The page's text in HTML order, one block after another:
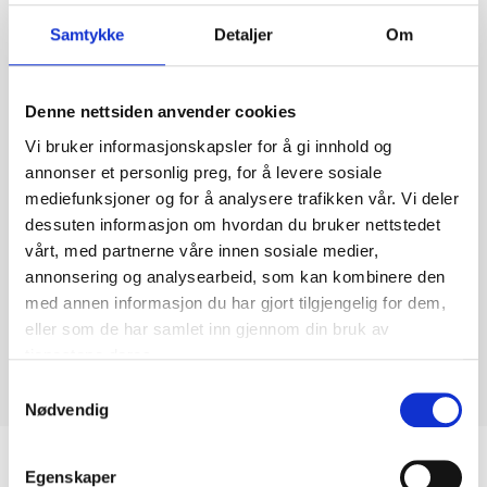
Samtykke Detaljer Om
Denne nettsiden anvender cookies
Vi bruker informasjonskapsler for å gi innhold og
annonser et personlig preg, for å levere sosiale
mediefunksjoner og for å analysere trafikken vår. Vi deler
dessuten informasjon om hvordan du bruker nettstedet
vårt, med partnerne våre innen sosiale medier,
annonsering og analysearbeid, som kan kombinere den
med annen informasjon du har gjort tilgjengelig for dem,
eller som de har samlet inn gjennom din bruk av
Nødvendig
Egenskaper